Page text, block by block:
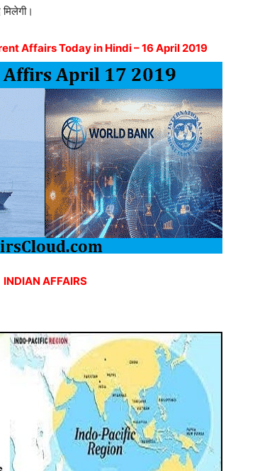
Affairs Today in Hindi – 16 April 2019
INDIAN AFFAIRS